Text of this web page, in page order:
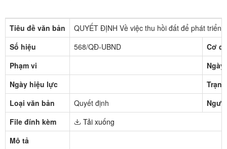
Tiêu đề văn bản
QUYẾT ĐỊNH Về việc thu hồi đất để phát
Số hiệu
568/QĐ-UBND
Cơ
Phạm vi
Ngày hiệu lực
Loại văn bản
Quyết định
File đính kèm
Tải xuống
Mô tả